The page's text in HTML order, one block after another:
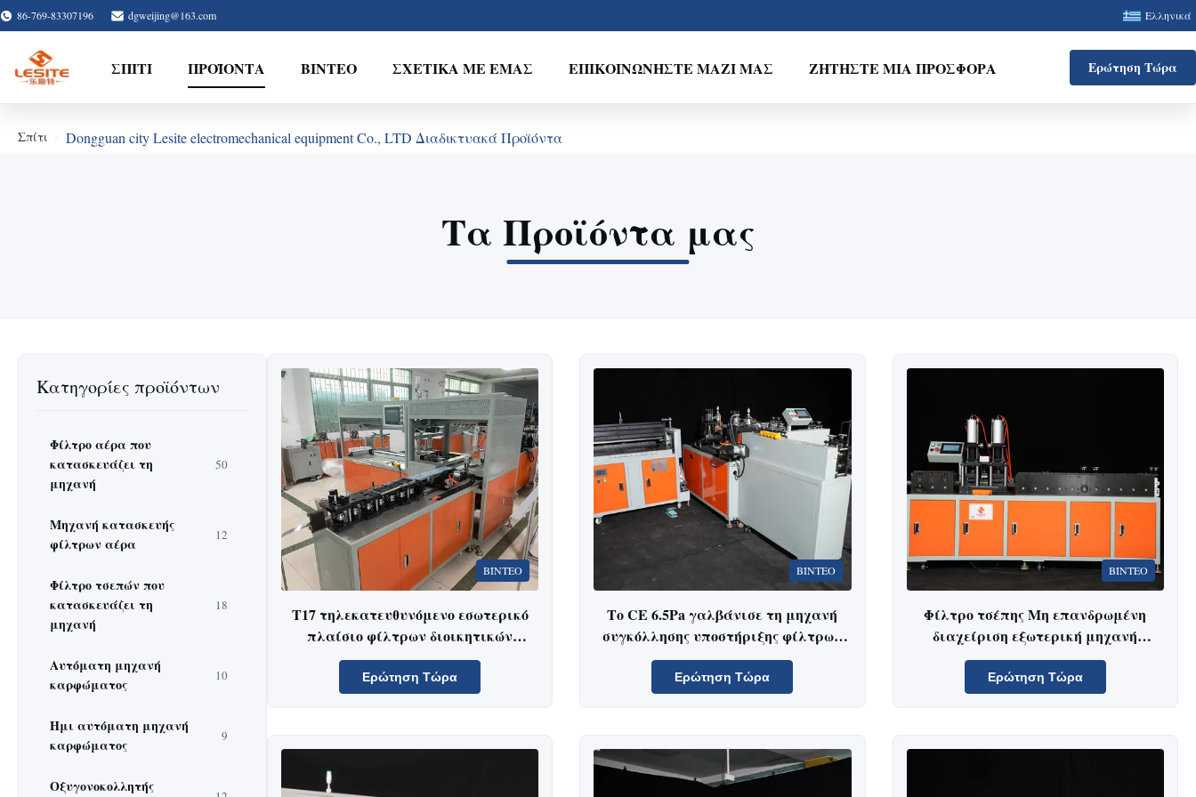
86-769-83307196 dgweijing@163.com Ελληνικά
ΣΠΊΤΙ ΠΡΟΪΌΝΤΑ ΒΊΝΤΕΟ ΣΧΕΤΙΚΆ ΜΕ ΕΜΆΣ ΕΠΙΚΟΙΝΩΝΉΣΤΕ ΜΑΖΊ ΜΑΣ ΖΗΤΉΣΤΕ ΜΙΑ ΠΡΟΣΦΟΡΆ Ερώτηση Τώρα
Σπίτι Dongguan city Lesite electromechanical equipment Co., LTD Διαδικτυακά Προϊόντα
Τα Προϊόντα μας
Κατηγορίες προϊόντων
Φίλτρο αέρα που
κατασκευάζει τη
μηχανή
50
Μηχανή κατασκευής
φίλτρων αέρα
12
Φίλτρο τσεπών που
κατασκευάζει τη
μηχανή
18
Αυτόματη μηχανή
καρφώματος
10
Ημι αυτόματη μηχανή
καρφώματος
9
Οξυγονοκολλητής
ΒΊΝΤΕΟ
T17 τηλεκατευθυνόμενο εσωτερικό
πλαίσιο φίλτρων διοικητικών
τσεπών που διαμορφώνει τη μηχανή
220V 5.5KW
Ερώτηση Τώρα
ΒΊΝΤΕΟ
Το CE 6.5Pa γαλβάνισε τη μηχανή
συγκόλλησης υποστήριξης φίλτρων
πιάτων καλωδίων σιδήρου
Ερώτηση Τώρα
ΒΊΝΤΕΟ
Φίλτρο τσέπης Μη επανδρωμένη
διαχείριση εξωτερική μηχανή
σχηματισμού πλαισίου 380vV 4.7KW
Ερώτηση Τώρα